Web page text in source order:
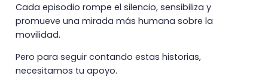
Cada episodio rompe el silencio, sensibiliza y
promueve una mirada más humana sobre la
movilidad.
Pero para seguir contando estas historias,
necesitamos tu apoyo.